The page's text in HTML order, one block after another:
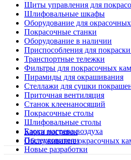
Щиты управления для
Шлифовальные шкафы
Оборудование для
Покрасочные станки
Оборудование в наличии
Приспособления для
Транспортные тележки
Фильтры для покрасочных
Пирамиды для окрашивания
Стеллажи для сушки
Приточная вентиляция
Станок клеенаносящий
Покрасочные столы
Шлифовальные столы
Блоки нагрева воздуха
Пылеуловители
Новые разработки
Карта поставок
Обслуживание окрасочных